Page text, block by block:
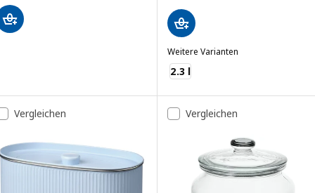
Weitere Varianten
IKEA 365+
2.3 l
Vergleichen Vergleichen